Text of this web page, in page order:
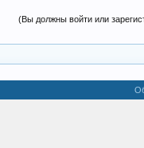
(Вы должны войти или